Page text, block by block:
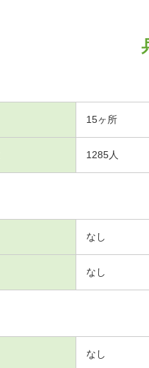
15ヶ所
1285人
なし
なし
なし